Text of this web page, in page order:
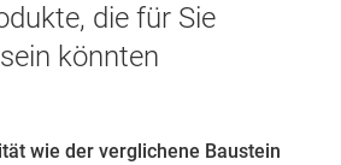
die für Sie
könnten
wie der verglichene Baustein